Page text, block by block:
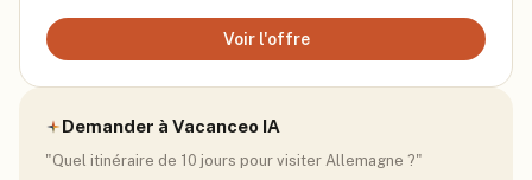
Voir l'offre
Demander à Vacanceo IA
"Quel itinéraire de 10 jours pour visiter Allemagne ?"